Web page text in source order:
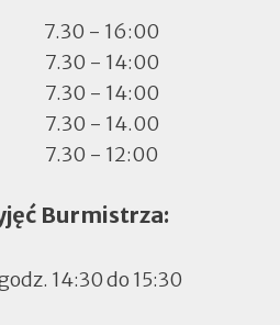
7.30 - 16:00
7.30 - 14:00
7.30 - 14:00
7.30 - 14.00
7.30 - 12:00
Burmistrza:
14:30 do 15:30